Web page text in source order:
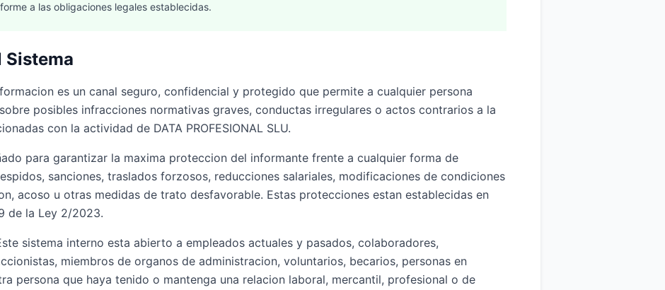
a las obligaciones legales establecidas.
Sistema
es un canal seguro, confidencial y protegido que permite a cualquier persona
posibles infracciones normativas graves, conductas irregulares o actos contrarios a la
con la actividad de DATA PROFESIONAL SLU.
para garantizar la maxima proteccion del informante frente a cualquier forma de
sanciones, traslados forzosos, reducciones salariales, modificaciones de condiciones
acoso u otras medidas de trato desfavorable. Estas protecciones estan establecidas en
de la Ley 2/2023.
sistema interno esta abierto a empleados actuales y pasados, colaboradores,
miembros de organos de administracion, voluntarios, becarios, personas en
persona que haya tenido o mantenga una relacion laboral, mercantil, profesional o de